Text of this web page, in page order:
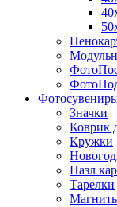
Значки
Коврик
Кружки
Пазл
Тарелки